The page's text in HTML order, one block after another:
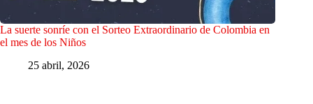
La suerte sonríe con el Sorteo Extraordinario de Colombia en
el mes de los Niños
25 abril, 2026